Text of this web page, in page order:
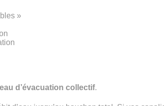
»
d’évacuation collectif.